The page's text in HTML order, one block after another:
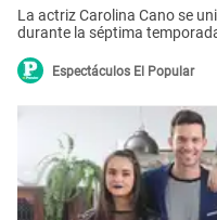
La actriz Carolina Cano se
durante la séptima
Espectáculos El Popular